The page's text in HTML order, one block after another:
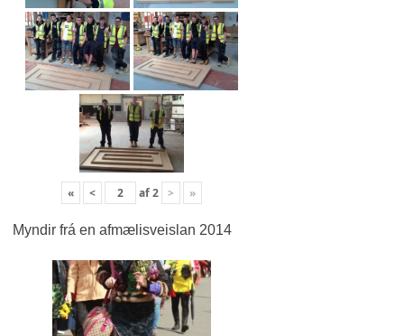
« < af2 > »
Myndir frá en afmælisveislan 2014